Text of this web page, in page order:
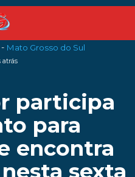
- Mato Grosso do Sul
atrás
participa
para
encontra
sexta